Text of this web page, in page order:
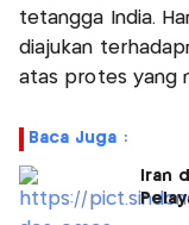
tetangga India.
diajukan
atas protes yang
Baca Juga :
Iran